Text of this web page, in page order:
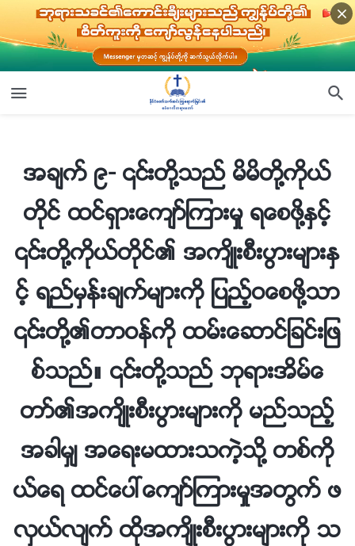
အခ်က္ ၉- ၎တို႔သည္ မိမိတို႔ကိုယ္
တိုင္ ထင္ရွားေက်ာ္ၾကားမႈ ရေစဖို႔ႏွင့္
၎တို႔ကိုယ္တိုင္၏ အက်ိဳးစီးပြားမ်ားႏွ
င့္ ရည္မွန္းခ်က္မ်ားကို ျပည့္ဝေစဖို႔သာ
၎တို႔၏တာဝန္ကို ထမ္းေဆာင္ျခင္းျဖ
စ္သည္။ ၎တို႔သည္ ဘုရားအိမ္ေ
တာ္၏အက်ိဳးစီးပြားမ်ားကို မည္သည့္
အခါမွ် အေရးမထားသကဲ့သို႔ တစ္ကို
ယ္ေရ ထင္ေပၚေက်ာ္ၾကားမႈအတြက္ ဖ
လွယ္လ်က္ ထိုအက်ိဳးစီးပြားမ်ားကို သ